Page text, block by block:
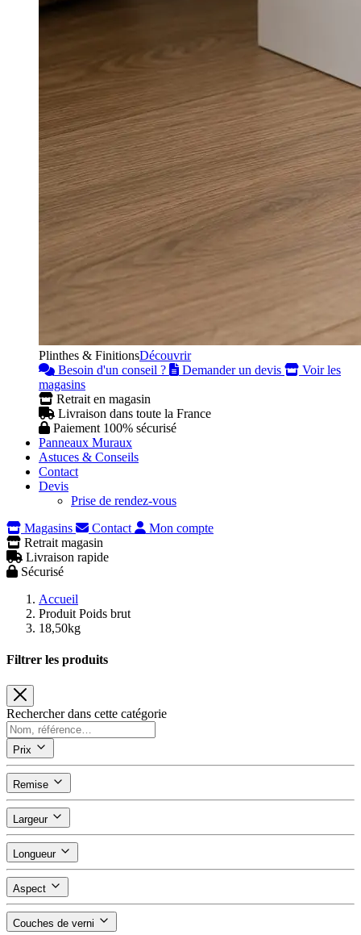
Plinthes & FinitionsDécouvrir
Besoin d'un conseil ?
Demander un devis
Voir les
magasins
Retrait en magasin
Livraison dans toute la France
Paiement 100% sécurisé
Panneaux Muraux
Astuces & Conseils
Contact
Devis
Prise de rendez-vous
Magasins
Contact
Mon compte
Retrait magasin
Livraison rapide
Sécurisé
Accueil
Produit Poids brut
18,50kg
Filtrer les produits
Rechercher dans cette catégorie
Prix
Remise
Largeur
Longueur
Aspect
Couches de verni